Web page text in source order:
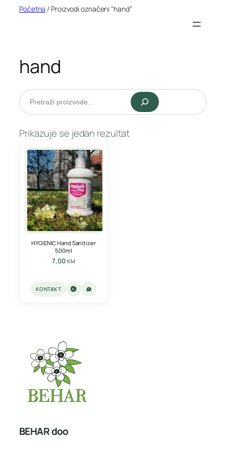
Početna / Proizvodi označeni “hand”
hand
Pretraži
Prikazuje se jedan rezultat
HYGIENIC Hand Sanitizer
500ml
7,00 KM
KONTAKT
BEHAR doo